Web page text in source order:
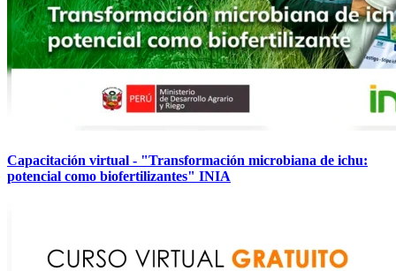
Capacitación virtual - "Transformación microbiana de ichu:
potencial como biofertilizantes" INIA